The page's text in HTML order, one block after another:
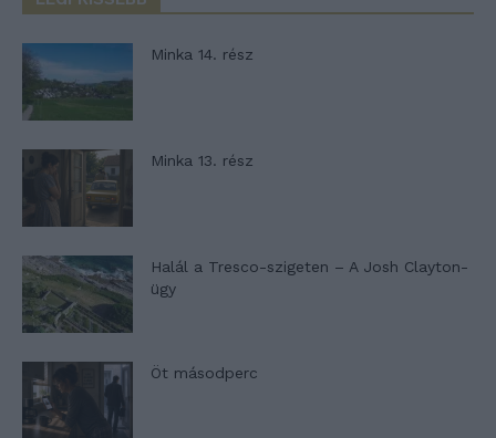
Minka 14. rész
Minka 13. rész
Halál a Tresco-szigeten – A Josh Clayton-
ügy
Öt másodperc